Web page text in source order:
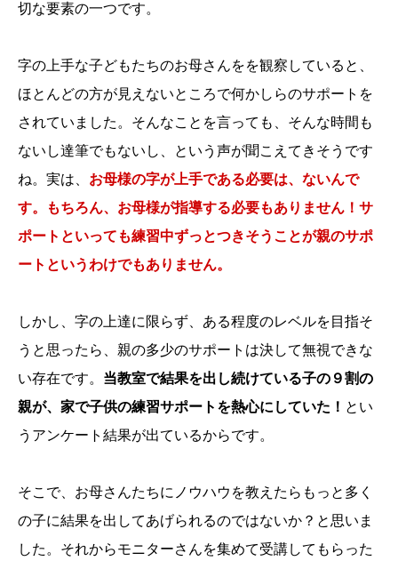
切な要素の一つです。
字の上手な子どもたちのお母さんをを観察していると、
ほとんどの方が見えないところで何かしらのサポートを
されていました。そんなことを言っても、そんな時間も
ないし達筆でもないし、という声が聞こえてきそうです
ね。実は、 お母様の字が上手である必要は、ないんで
す。もちろん、お母様が指導する必要もありません！サ
ポートといっても練習中ずっとつきそうことが親のサポ
ートというわけでもありません。
しかし、字の上達に限らず、ある程度のレベルを目指そ
うと思ったら、親の多少のサポートは決して無視できな
い存在です。 当教室で結果を出し続けている子の９割の
親が、家で子供の練習サポートを熱心にしていた！ とい
うアンケート結果が出ているからです。
そこで、お母さんたちにノウハウを教えたらもっと多く
の子に結果を出してあげられるのではないか？と思いま
した。それからモニターさんを集めて受講してもらった